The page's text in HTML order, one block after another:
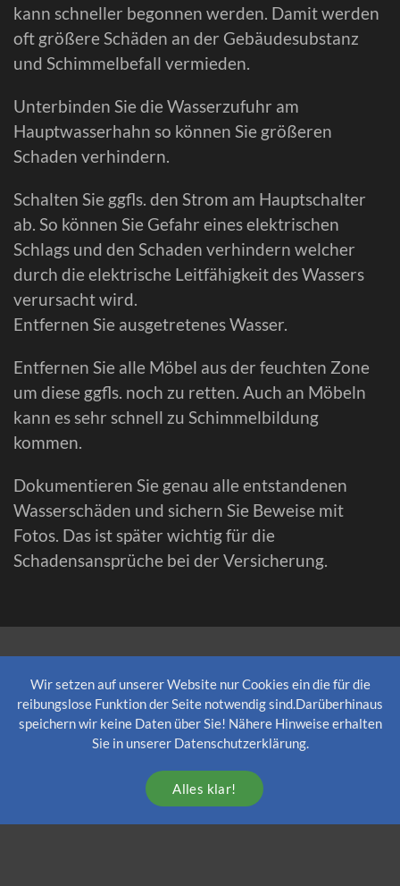
Wir setzen auf unserer Website nur Cookies ein die für die
reibungslose Funktion der Seite notwendig sind.Darüberhinaus
speichern wir keine Daten über Sie! Nähere Hinweise erhalten
Sie in unserer Datenschutzerklärung.
Alles klar!
kann schneller begonnen werden. Damit werden
oft größere Schäden an der Gebäudesubstanz
und Schimmelbefall vermieden.
Unterbinden Sie die Wasserzufuhr am
Hauptwasserhahn so können Sie größeren
Schaden verhindern.
Schalten Sie ggfls. den Strom am Hauptschalter
ab. So können Sie Gefahr eines elektrischen
Schlags und den Schaden verhindern welcher
durch die elektrische Leitfähigkeit des Wassers
verursacht wird.
Entfernen Sie ausgetretenes Wasser.
Entfernen Sie alle Möbel aus der feuchten Zone
um diese ggfls. noch zu retten. Auch an Möbeln
kann es sehr schnell zu Schimmelbildung
kommen.
Dokumentieren Sie genau alle entstandenen
Wasserschäden und sichern Sie Beweise mit
Fotos. Das ist später wichtig für die
Schadensansprüche bei der Versicherung.
Wie kann ich einen Wasserschaden
verhindern?
Benutzen Sie Geräte, die Wasser führen
(Waschmaschine, Spülmaschine, etc...),